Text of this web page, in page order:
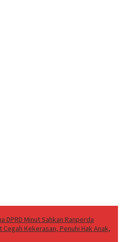
DPRD Minut Sahkan Ranperda
Kekerasan, Penuhi Hak Anak,